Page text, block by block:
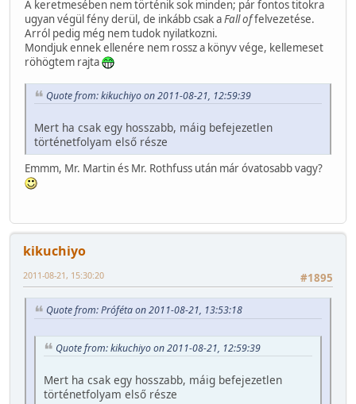
A keretmesében nem történik sok minden; pár fontos titokra
ugyan végül fény derül, de inkább csak aFall offelvezetése.
Arról pedig még nem tudok nyilatkozni.
Mondjuk ennek ellenére nem rossz a könyv vége, kellemeset
röhögtem rajta
Quote from: kikuchiyo on 2011-08-21, 12:59:39
Mert ha csak egy hosszabb, máig befejezetlen
történetfolyam első része
Emmm, Mr. Martin és Mr. Rothfuss után már óvatosabb vagy?
kikuchiyo
#1895
2011-08-21, 15:30:20
Quote from: Próféta on 2011-08-21, 13:53:18
Quote from: kikuchiyo on 2011-08-21, 12:59:39
Mert ha csak egy hosszabb, máig befejezetlen
történetfolyam első része